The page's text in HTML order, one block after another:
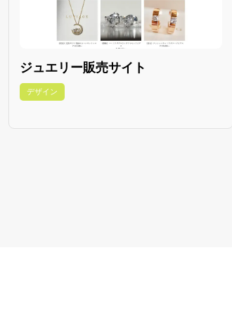
ジュエリー販売サイト
デザイン